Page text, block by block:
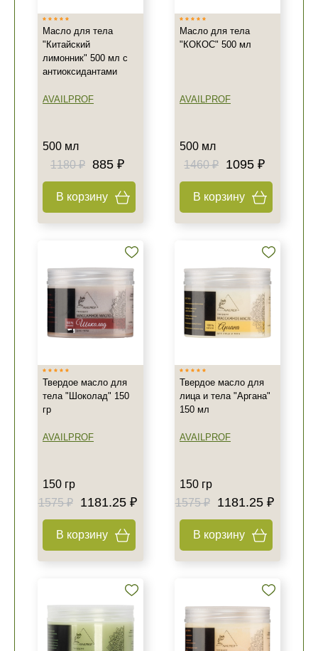
Масло для тела
"Китайский
лимонник" 500 мл с
антиоксидантами
AVAILPROF
500 мл
1180 ₽ 885 ₽
В корзину
Масло для тела
"КОКОС" 500 мл
AVAILPROF
500 мл
1460 ₽
1095 ₽
В корзину
Твердое масло для
тела "Шоколад" 150
гр
AVAILPROF
150 гр
1575 ₽
1181.25 ₽
В корзину
Твердое масло для
лица и тела "Аргана"
150 мл
AVAILPROF
150 гр
1575 ₽
1181.25 ₽
В корзину